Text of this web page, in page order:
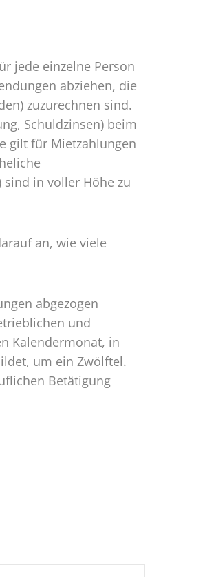
jede einzelne Person
abziehen, die
zuzurechnen sind.
Schuldzinsen) beim
gilt für Mietzahlungen
sind in voller Höhe zu
an, wie viele
abgezogen
und
Kalendermonat, in
um ein Zwölftel.
Betätigung